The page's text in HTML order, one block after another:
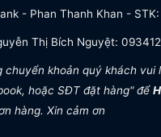
- Phan Thanh Khan -
Thị Bích Nguyệt:
chuyển khoản quý khách vui
hoặc SĐT đặt hàng" để
hàng. Xin cảm ơn